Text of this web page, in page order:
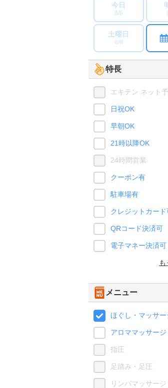
今日
8/6
土曜日
8/8
特長
エキテン ネット
日祝OK
早朝OK
21時以降OK
24時間営業
クーポン有
駐車場有
クレジットカード
QRコード決済可
電子マネー決済可
も
メニュー
ほぐし・マッサー
アロママッサージ
指圧
足踏み・足圧
リンパマッサー